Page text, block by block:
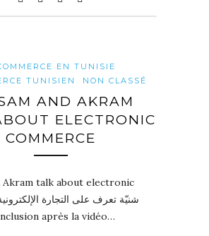
EN TUNISIE
TUNISIEN
NON CLASSÉ
AND AKRAM
ELECTRONIC
COMMERCE
Akram talk about electronic
après la vidéo…